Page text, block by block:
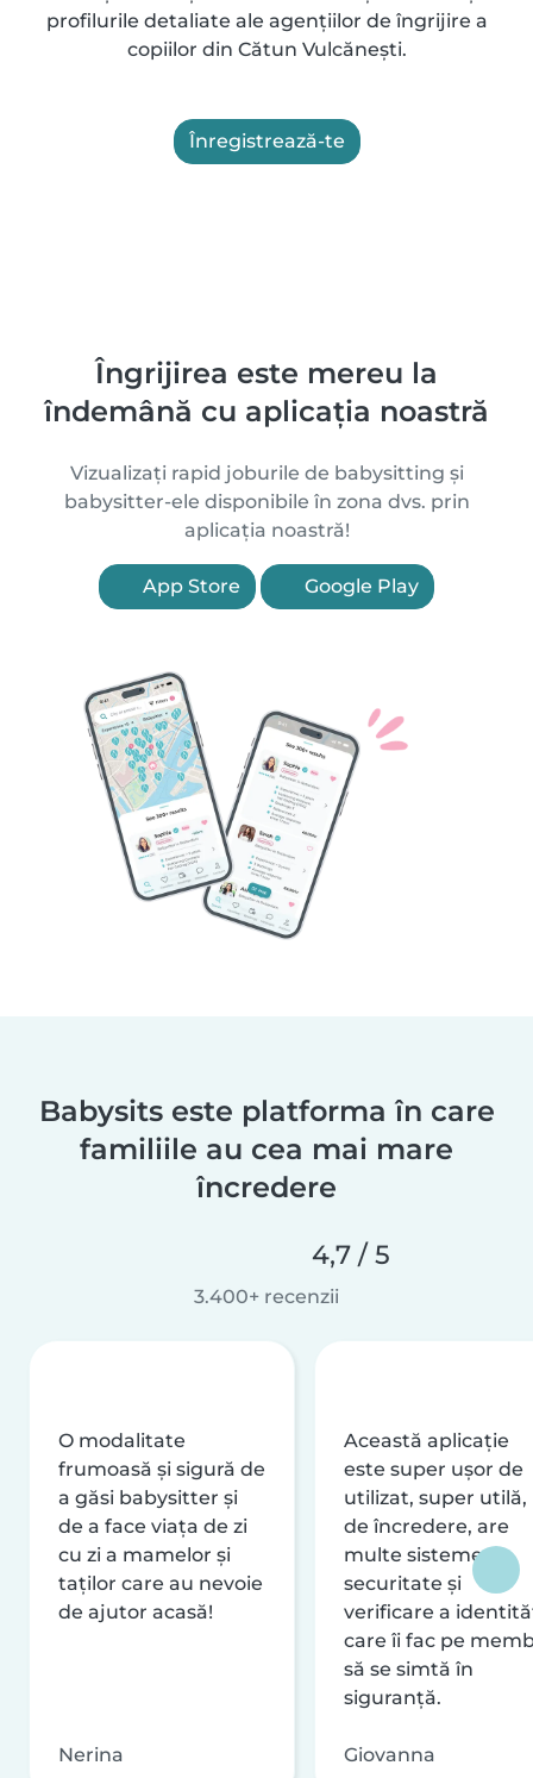
profilurile detaliate ale agențiilor de îngrijire a
copiilor din Cătun Vulcăneşti.
Înregistrează-te
Îngrijirea este mereu la
îndemână cu aplicația noastră
Vizualizați rapid joburile de babysitting și
babysitter-ele disponibile în zona dvs. prin
aplicația noastră!
App Store Google Play
Babysits este platforma în care
familiile au cea mai mare
încredere
4,7 / 5
3.400+ recenzii
O modalitate
frumoasă și sigură de
a găsi babysitter și
de a face viața de zi
cu zi a mamelor și
taților care au nevoie
de ajutor acasă!
Nerina
Această aplicație
este super ușor de
utilizat, super utilă,
de încredere, are
multe sisteme de
securitate și
verificare a
care îi fac pe
să se simtă în
siguranță.
Giovanna